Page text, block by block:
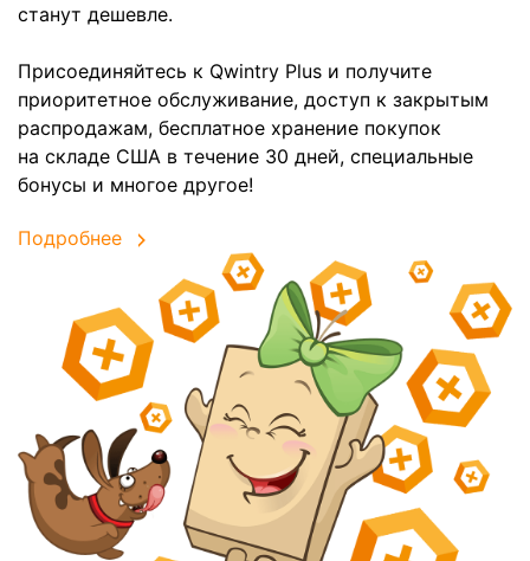
станут дешевле.
Присоединяйтесь к Qwintry Plus и получите
приоритетное обслуживание, доступ к закрытым
распродажам, бесплатное хранение покупок
на складе США в течение 30 дней, специальные
бонусы и многое другое!
Подробнее